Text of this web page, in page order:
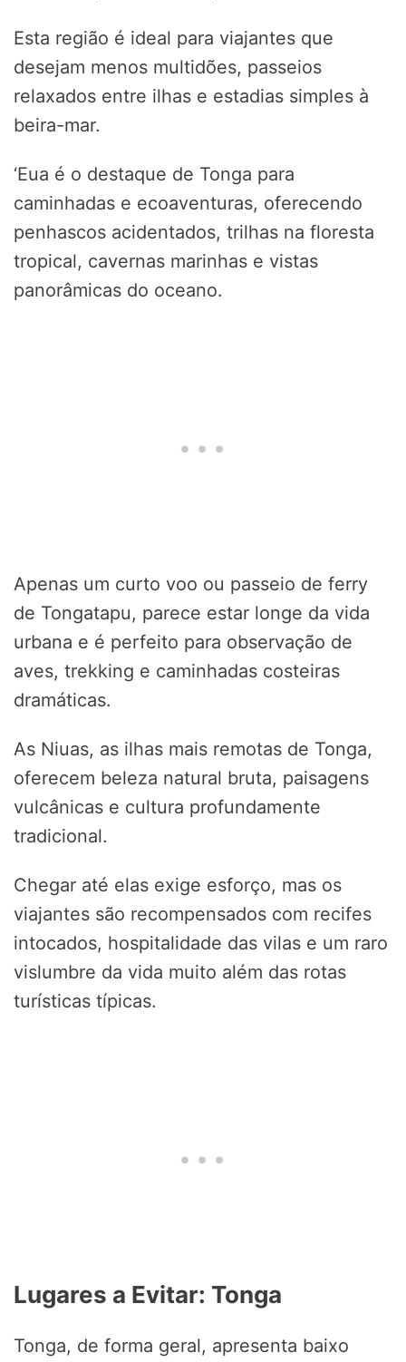
Esta região é ideal para viajantes que
desejam menos multidões, passeios
relaxados entre ilhas e estadias simples à
beira-mar.
‘Eua é o destaque de Tonga para
caminhadas e ecoaventuras, oferecendo
penhascos acidentados, trilhas na floresta
tropical, cavernas marinhas e vistas
panorâmicas do oceano.
Apenas um curto voo ou passeio de ferry
de Tongatapu, parece estar longe da vida
urbana e é perfeito para observação de
aves, trekking e caminhadas costeiras
dramáticas.
As Niuas, as ilhas mais remotas de Tonga,
oferecem beleza natural bruta, paisagens
vulcânicas e cultura profundamente
tradicional.
Chegar até elas exige esforço, mas os
viajantes são recompensados com recifes
intocados, hospitalidade das vilas e um raro
vislumbre da vida muito além das rotas
turísticas típicas.
Lugares a Evitar: Tonga
Tonga, de forma geral, apresenta baixo